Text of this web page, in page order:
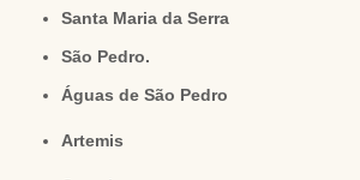
Santa Maria da Serra
São Pedro.
Águas de São Pedro
Artemis